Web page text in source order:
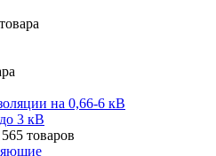
на 0,66-6 кВ
3 кВ
565 товаров